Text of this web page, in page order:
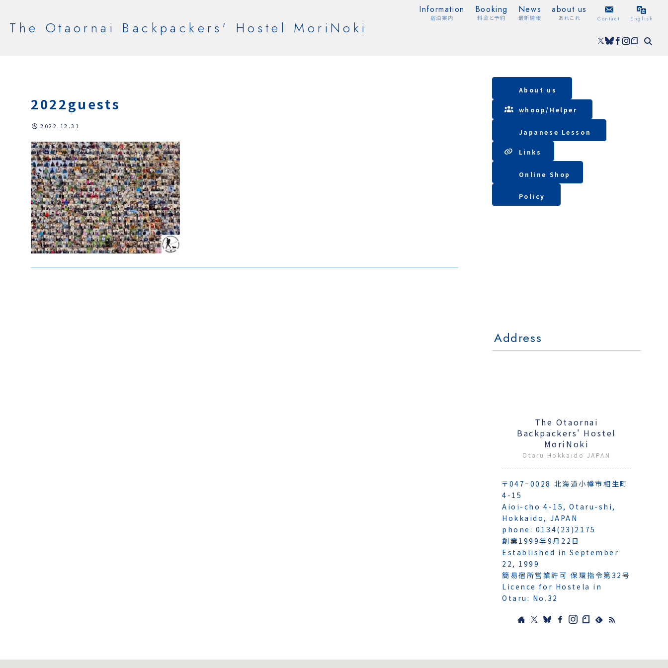
The Otaornai Backpackers' Hostel MoriNoki
Information
宿泊案内
Booking
料金と予約
News
最新情報
about us
あれこれ Contact English
2022guests
2022.12.31
About us
whoop/ Helper
Japanese Lesson
Lin ks
Online Shop
Policy
Address
The Otaornai
Backpackers' Hostel
MoriNoki
Otaru Hokkaido JAPAN
〒047−0028 北海道小樽市相生町
4-15
Aioi-cho 4-15, Otaru-shi,
Hokkaido, JAPAN
phone: 0134(23)2175
創業1999年9月22日
Established in September
22, 1999
簡易宿所営業許可 保環指令第32号
Licence for Hostela in
Otaru: No.32